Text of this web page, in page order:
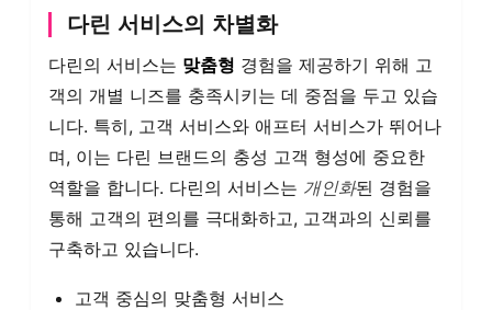
다린 서비스의 차별화
다린의 서비스는 맞춤형 경험을 제공하기 위해 고
객의 개별 니즈를 충족시키는 데 중점을 두고 있습
니다. 특히, 고객 서비스와 애프터 서비스가 뛰어나
며, 이는 다린 브랜드의 충성 고객 형성에 중요한
역할을 합니다. 다린의 서비스는 개인화된 경험을
통해 고객의 편의를 극대화하고, 고객과의 신뢰를
구축하고 있습니다.
고객 중심의 맞춤형 서비스